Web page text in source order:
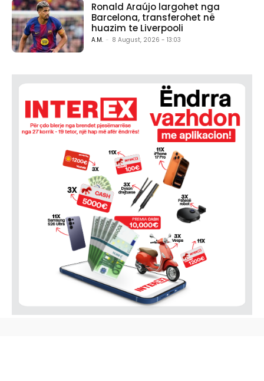
Ronald Araújo largohet nga
Barcelona, transferohet në
huazim te Liverpooli
A.M. - 8 August, 2026 - 13:03